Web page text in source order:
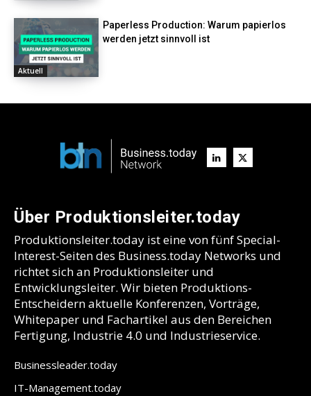
Aktuell
Paperless Production: Warum papierlos
werden jetzt sinnvoll ist
Über Produktionsleiter.today
Produktionsleiter.today ist eine von fünf Special-
Interest-Seiten des Business.today Networks und
richtet sich an Produktionsleiter und
Entwicklungsleiter. Wir bieten Produktions-
Entscheidern aktuelle Konferenzen, Vorträge,
Whitepaper und Fachartikel aus den Bereichen
Fertigung, Industrie 4.0 und Industrieservice.
Businessleader.today
IT-Management.today